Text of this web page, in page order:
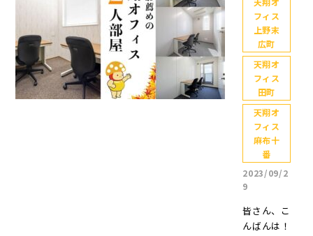
オフィスで
す。 2024年
10月現在、
東京都内28
拠点で展開
しており、
今年の12月
上旬頃に29
拠点目とな
る【天翔オ
フィス日本
橋茅場町】
を新築オー
プン予定と
まさに今年
に、多くの
お客様から
お問合せを
いただきご
案内できる
お部屋が限
られてきて
嬉しい悲鳴
をあげてい
ます😍＼ TE
NSHO OFFI
CEにお問合
せくださり
ありがとう
ございま
ようなオフ
ィスかその
魅力に迫り
ます！ JR田
町駅から徒
歩5分！天翔
オフィス田
町のアクセ
ス 外観 田町
駅周辺の開
発が進み、
今ではオフ
タワーマン
ションが建
ジの変更点
をご紹介し
ようと思い
ましたが、
今回はこち
らをお届け
します！ 天
翔オフィ
ス、この春
おすすめの5
人前後のお
部屋🌸 既視
像……苦笑1
人部屋(ブー
フィス
上野末
広町
天翔オ
フィス
田町
天翔オ
フィス
麻布十
番
2023/09/2
9
皆さん、こ
んばんは！